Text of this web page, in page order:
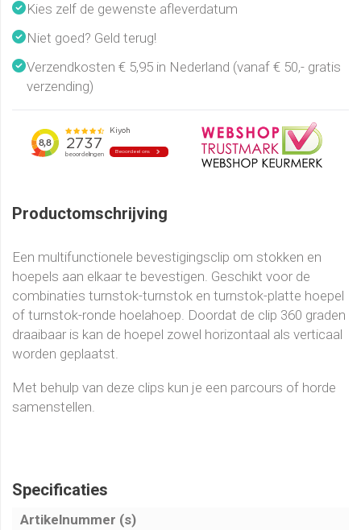
Kies zelf de gewenste afleverdatum
Niet goed? Geld terug!
Verzendkosten € 5,95 in Nederland (vanaf € 50,- gratis
verzending)
Productomschrijving
Een multifunctionele bevestigingsclip om stokken en
hoepels aan elkaar te bevestigen. Geschikt voor de
combinaties turnstok-turnstok en turnstok-platte hoepel
of turnstok-ronde hoelahoep. Doordat de clip 360 graden
draaibaar is kan de hoepel zowel horizontaal als verticaal
worden geplaatst.
Met behulp van deze clips kun je een parcours of horde
samenstellen.
Specificaties
Artikelnummer (s)